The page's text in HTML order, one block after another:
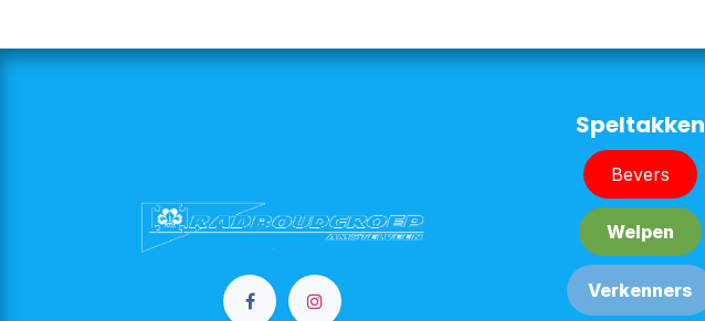
​​​​Speltakken
Bever​​s
Welpe​​n
Verken​​n​​ers